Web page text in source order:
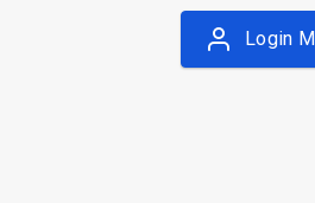
Login